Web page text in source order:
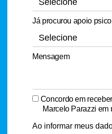
Já procurou apoio
Mensagem
Concordo em
Marcelo Parazzi em
Ao informar meus